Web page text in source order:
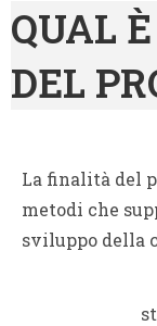
QUAL
DEL
La finalità del
metodi che
sviluppo della